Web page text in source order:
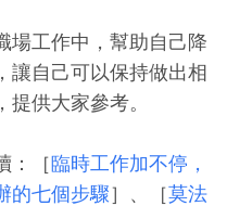
場工作中，幫助自己降
讓自己可以保持做出相
供大家參考。
：［臨時工作加不停，
的七個步驟］、［莫法